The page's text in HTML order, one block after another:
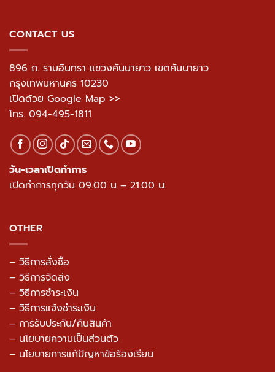
CONTACT US
896 ถ. รามอินทรา แขวงคันนายาว เขตคันนายาว
กรุงเทพมหานคร 10230
เปิดด้วย Google Map >>
โทร. 094-495-1811
วัน-เวลาเปิดทำการ
เปิดทำการทุกวัน 09.00 น – 21.00 น.
OTHER
– วิธีการสั่งซื้อ
– วิธีการจัดส่ง
– วิธีการชำระเงิน
– วิธีการแจ้งชำระเงิน
– การรับประกัน/คืนสินค้า
– นโยบายความเป็นส่วนตัว
– นโยบายการแก้ปัญหาข้อร้องเรียน